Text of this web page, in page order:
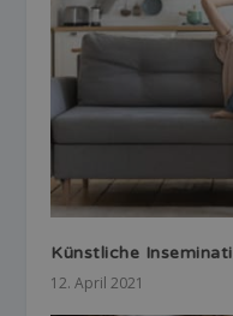
Künstliche
12. April 2021